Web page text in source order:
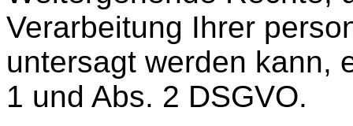
Verarbeitung Ihrer
untersagt werden kann,
1 und Abs. 2 DSGVO.